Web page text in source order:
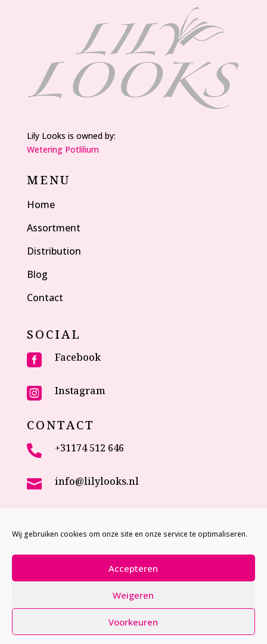
Wij gebruiken cookies om onze site en onze service te optimaliseren.
Accepteren
Weigeren
Voorkeuren
Lily Looks is owned by:
Wetering Potlilium
MENU
Home
Assortment
Distribution
Blog
Contact
SOCIAL
 Facebook
 Instagram
CONTACT
 +31174 512 646
 info@lilylooks.nl
2635 NC Den Hoorn (ZH)
Website doorStudio MVP
Privacy policy